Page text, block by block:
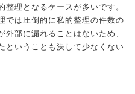
理となるケースが多いです。
では圧倒的に私的整理の件数の
部に漏れることはないため、
ということも決して少なくない